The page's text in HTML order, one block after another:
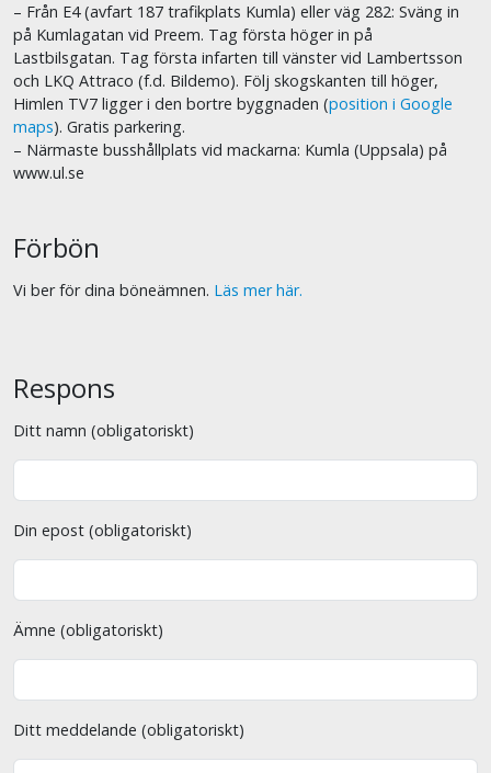
– Från E4 (avfart 187 trafikplats Kumla) eller väg 282: Sväng in
på Kumlagatan vid Preem. Tag första höger in på
Lastbilsgatan. Tag första infarten till vänster vid Lambertsson
och LKQ Attraco (f.d. Bildemo). Följ skogskanten till höger,
Himlen TV7 ligger i den bortre byggnaden (position i Google
maps). Gratis parkering.
– Närmaste busshållplats vid mackarna: Kumla (Uppsala) på
www.ul.se
Förbön
Vi ber för dina böneämnen. Läs mer här.
Respons
Ditt namn (obligatoriskt)
Din epost (obligatoriskt)
Ämne (obligatoriskt)
Ditt meddelande (obligatoriskt)